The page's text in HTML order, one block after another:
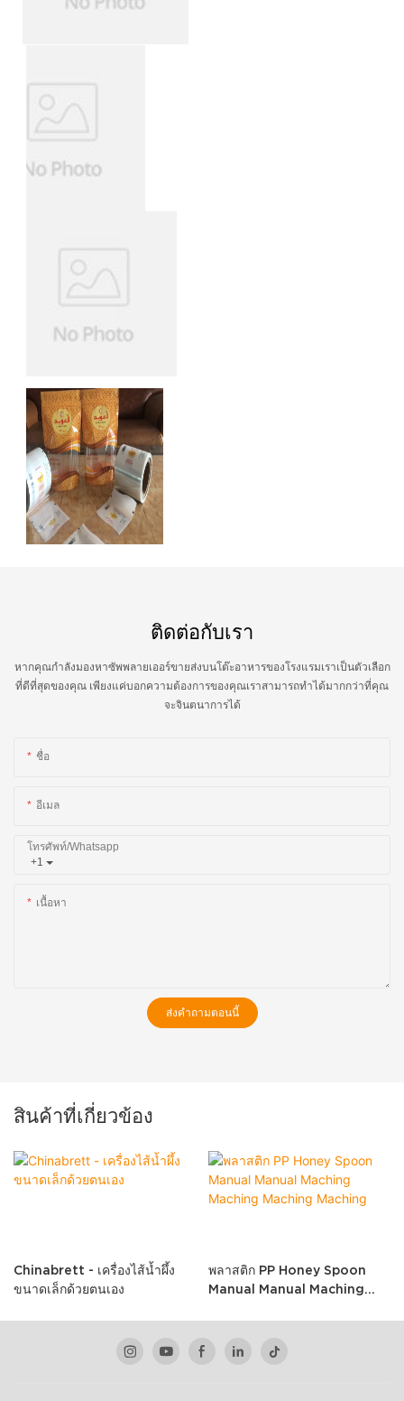
ติดต่อกับเรา
หากคุณกำลังมองหาซัพพลายเออร์ขายส่งบนโต๊ะอาหารของโรงแรมเราเป็นตัวเลือก
ที่ดีที่สุดของคุณ เพียงแค่บอกความต้องการของคุณเราสามารถทำได้มากกว่าที่คุณ
จะจินตนาการได้
ชื่อ
อีเมล
+1
โทรศัพท์/whatsapp
เนื้อหา
ส่งคำถามตอนนี้
สินค้าที่เกี่ยวข้อง
Chinabrett - เครื่องไส้น้ำผึ้ง
ขนาดเล็กด้วยตนเอง
พลาสติก PP Honey Spoon
Manual Manual Maching